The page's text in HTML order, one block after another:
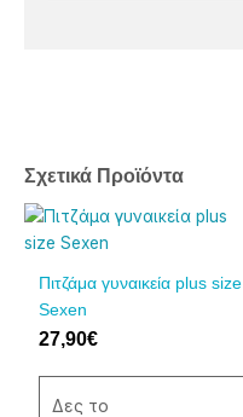
Σχετικά Προϊόντα
Πιτζάμα γυναικεία plus size
Sexen
27,90€
Δες το
Αυτό
το
έχει
πολλαπλές
παραλλαγές.
Οι
επιλογές